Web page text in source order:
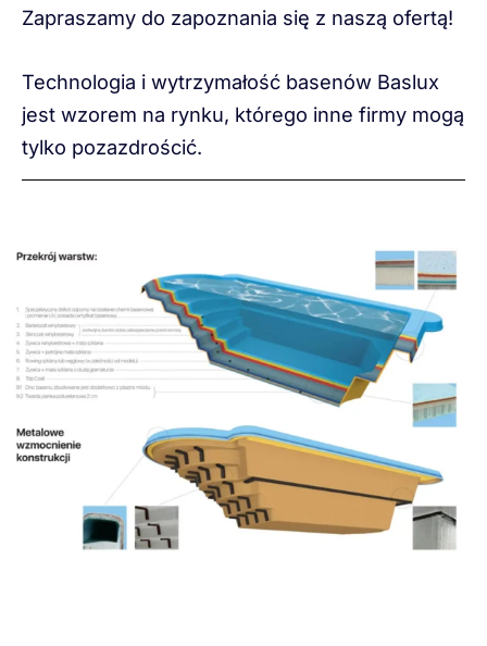
Zapraszamy do zapoznania się z naszą ofertą!
Technologia i wytrzymałość basenów Baslux
jest wzorem na rynku, którego inne firmy mogą
tylko pozazdrościć.